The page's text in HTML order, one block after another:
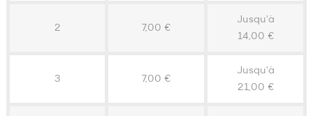
2 7,00 €
Jusqu'à
14,00 €
3 7,00 €
Jusqu'à
21,00 €